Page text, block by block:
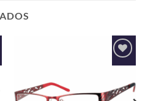
Añadir
lista de
deseos